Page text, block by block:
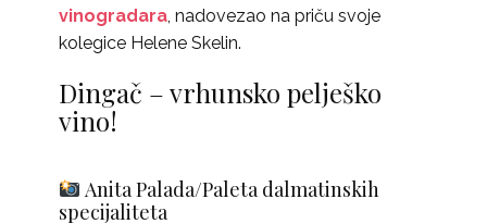
vinogradara, nadovezao na priču svoje
kolegice Helene Skelin.
Dingač – vrhunsko pelješko
vino!
Anita Palada/Paleta dalmatinskih
specijaliteta